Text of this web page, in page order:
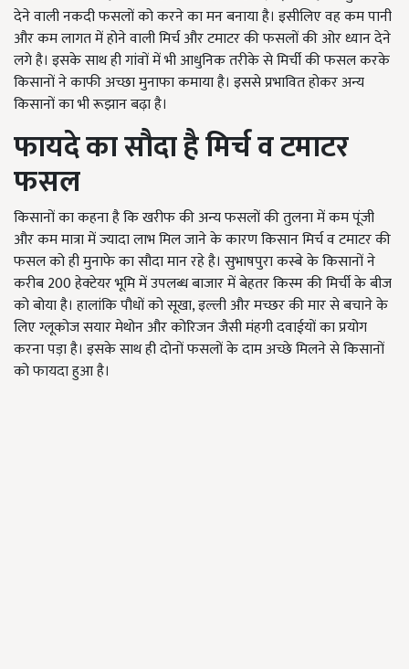
देने वाली नकदी फसलों को करने का मन बनाया है। इसीलिए वह कम पानी
और कम लागत में होने वाली मिर्च और टमाटर की फसलों की ओर ध्यान देने
लगे है। इसके साथ ही गांवों में भी आधुनिक तरीके से मिर्ची की फसल करके
किसानों ने काफी अच्छा मुनाफा कमाया है। इससे प्रभावित होकर अन्य
किसानों का भी रूझान बढ़ा है।
फायदे का सौदा है मिर्च व टमाटर
फसल
किसानों का कहना है कि खरीफ की अन्य फसलों की तुलना में कम पूंजी
और कम मात्रा में ज्यादा लाभ मिल जाने के कारण किसान मिर्च व टमाटर की
फसल को ही मुनाफे का सौदा मान रहे है। सुभाषपुरा कस्बे के किसानों ने
करीब 200 हेक्टेयर भूमि में उपलब्ध बाजार में बेहतर किस्म की मिर्ची के बीज
को बोया है। हालांकि पौधों को सूखा, इल्ली और मच्छर की मार से बचाने के
लिए ग्लूकोज सयार मेथोन और कोरिजन जैसी मंहगी दवाईयों का प्रयोग
करना पड़ा है। इसके साथ ही दोनों फसलों के दाम अच्छे मिलने से किसानों
को फायदा हुआ है।